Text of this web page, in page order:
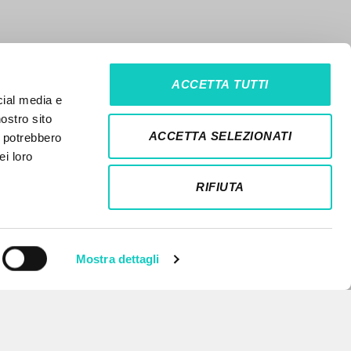
media e
sito
loro
Mostra dettagli
ACCETTA TUTTI
ACCETTA SELEZIONATI
RIFIUTA
NEWSLETTER